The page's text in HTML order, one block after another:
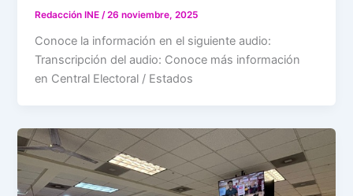
Redacción INE/26 noviembre, 2025
Conoce la información en el siguiente audio:
Transcripción del audio: Conoce más información
en Central Electoral / Estados